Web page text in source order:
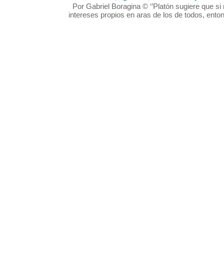
Por Gabriel Boragina © ‘’Platón sugiere que
intereses propios en aras de los de todos,